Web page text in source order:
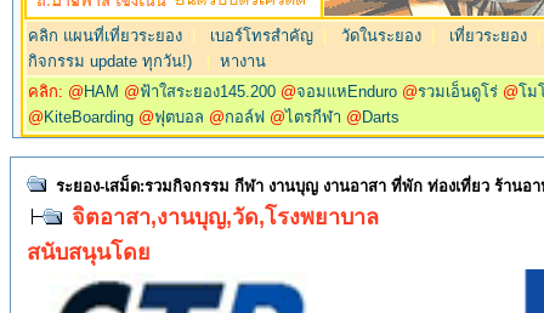
คลิก แผนที่เที่ยวระยอง เบอร์โทรสำคัญ วัดในระยอง เที่ยวระยอง
กิจกรรม update ทุกวัน!) |หางาน
คลิก: @ HAM @ฟ้าใสระยอง145.200 @จอมแหEnduro @รวมเอ็นดูโร่ @โม
@ KiteBoarding @ฟุตบอล @กอล์ฟ @ไตรกีฬา @ Darts
ระยอง-เสม็ด:รวมกิจกรรม กีฬา งานบุญ งานอาสา ที่พัก ท่องเที่ยว ร้านอ
จิตอาสา,งานบุญ,วัด,โรงพยาบาล
สนับสนุนโดย